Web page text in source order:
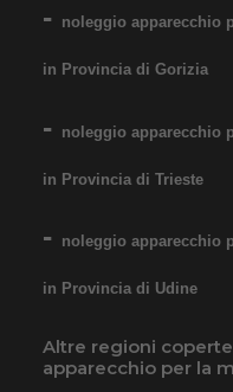
noleggio apparecchio
in Provincia di Gorizia
noleggio apparecchio
in Provincia di Trieste
noleggio apparecchio
in Provincia di Udine
Altre regioni
apparecchio per la